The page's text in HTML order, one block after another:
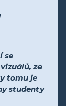
se
ze
tomu je
studenty